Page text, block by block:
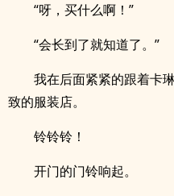
“呀，买什么啊！”
“会长到了就知道了。”
我在后面紧紧的跟着卡
致的服装店。
铃铃铃！
开门的门铃响起。